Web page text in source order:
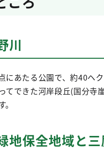
川
にあたる公園で、約40ヘ
てできた河岸段丘(国分
地保全地域と